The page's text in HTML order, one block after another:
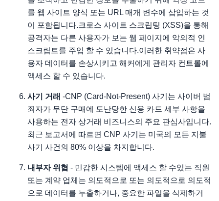
를 웹 사이트 양식 또는 URL 매개 변수에 삽입하는 것
이 포함됩니다.크로스 사이트 스크립팅 (XSS)을 통해
공격자는 다른 사용자가 보는 웹 페이지에 악의적 인
스크립트를 주입 할 수 있습니다.이러한 취약점은 사
용자 데이터를 손상시키고 해커에게 관리자 컨트롤에
액세스 할 수 있습니다.
사기 거래 -CNP (Card-Not-Present) 사기는 사이버 범
죄자가 무단 구매에 도난당한 신용 카드 세부 사항을
사용하는 전자 상거래 비즈니스의 주요 관심사입니다.
최근 보고서에 따르면 CNP 사기는 미국의 모든 지불
사기 사건의 80% 이상을 차지합니다.
내부자 위협 - 민감한 시스템에 액세스 할 수있는 직원
또는 계약 업체는 의도적으로 또는 의도적으로 의도적
으로 데이터를 누출하거나, 중요한 파일을 삭제하거